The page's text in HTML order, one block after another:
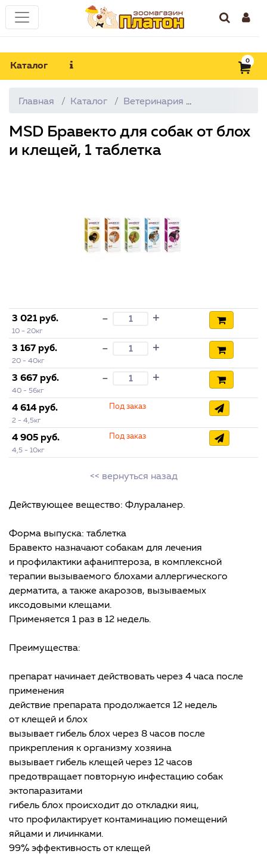
Каталог
0
Главная Каталог Ветеринария
MSD Бравекто для собак от блох
и клещей, 1 таблетка
3 021 руб.
10 - 20кг
- +
3 167 руб.
20 - 40кг
- +
3 667 руб.
40 - 56кг
- +
4 614 руб.
2 - 4,5кг
Под заказ
4 905 руб.
4,5 - 10кг
Под заказ
<< вернуться назад
Действующее вещество: Флураланер.
Форма выпуска: таблетка
Бравекто назначают собакам для лечения
и профилактики афаниптероза, в комплексной
терапии вызываемого блохами аллергического
дерматита, а также акарозов, вызываемых
иксодовыми клещами.
Применяется 1 раз в 12 недель.
Преимущества:
препарат начинает действовать через 4 часа после
применения
действие препарата продолжается 12 недель
от клещей и блох
вызывает гибель блох через 8 часов после
прикрепления к организму хозяина
вызывает гибель клещей через 12 часов
предотвращает повторную инфестацию собак
эктопаразитами
гибель блох происходит до откладки яиц,
что профилактирует контаминацию помещений
яйцами и личинками.
99% эффективность от клещей